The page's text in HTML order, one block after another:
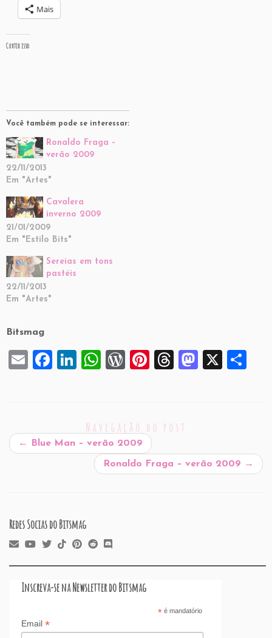
Mais
Curtir isso:
Você também pode se interessar:
Ronaldo Fraga –
verão 2009
22/11/2013
Em "Artes"
Cavalera
inverno 2009
21/01/2009
Em "Estilo Bits"
Sereias em tons
pastéis
22/11/2013
Em "Artes"
Bitsmag
E
F
b
o
Li
e
dI
n
W
A
p
p
W
P
re
ss
Pi
t
T
d
s
M
o
n
X
Navegação do post
← Blue Man – verão 2009
Ronaldo Fraga – verão 2009 →
Redes Socias do Bitsmag
Inscreva-se na Newsletter do Bitsmag
*é mandatório
Email *